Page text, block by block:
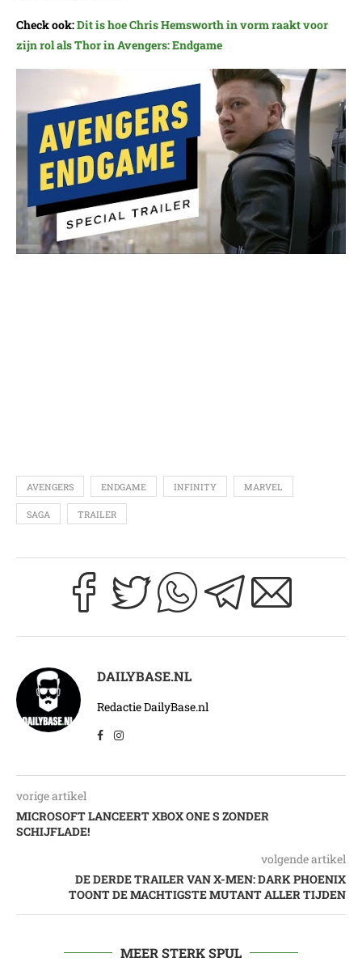
Check ook:Dit is hoe Chris Hemsworth in vorm raakt voor
zijn rol als Thor in Avengers: Endgame
AVENGERS ENDGAME INFINITY MARVEL
SAGA TRAILER
DAILYBASE.NL
Redactie DailyBase.nl
vorige artikel
MICROSOFT LANCEERT XBOX ONE S ZONDER
SCHIJFLADE!
volgende artikel
DE DERDE TRAILER VAN X-MEN: DARK PHOENIX
TOONT DE MACHTIGSTE MUTANT ALLER TIJDEN
MEER STERK SPUL